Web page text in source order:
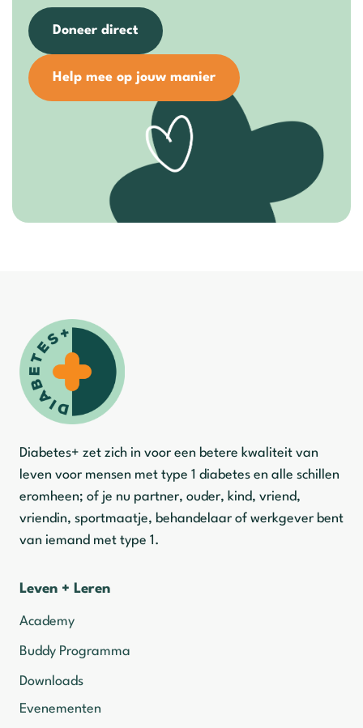
Doneer direct
Help mee op jouw manier
Diabetes+ zet zich in voor een betere kwaliteit van
leven voor mensen met type 1 diabetes en alle schillen
eromheen; of je nu partner, ouder, kind, vriend,
vriendin, sportmaatje, behandelaar of werkgever bent
van iemand met type 1.
Leven + Leren
Academy
Buddy Programma
Downloads
Evenementen